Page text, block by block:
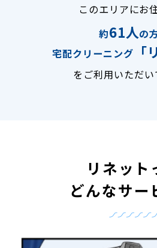
このエリアにお
約61人の
宅配クリーニング
「
をご利用いただ
リネット
どんなサー